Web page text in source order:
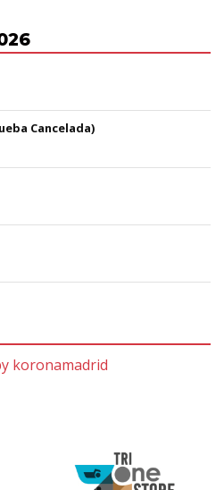
Cancelada)
koronamadrid